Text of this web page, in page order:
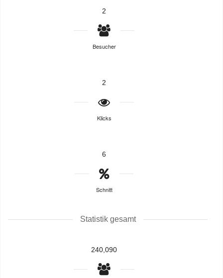
2
Besucher
2
Klicks
6
Schnitt
Statistik gesamt
240,090